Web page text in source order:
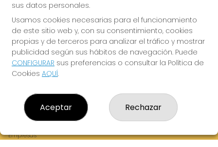
¡La Tres Loterias te desea Mucha Suerte!
¿Quiénes somos?
Comprar lotería
Resultados
Empresas
sus datos personales.
Usamos cookies necesarias para el funcionamiento
de este sitio web y, con su consentimiento, cookies
propias y de terceros para analizar el tráfico y mostrar
publicidad según sus hábitos de navegación. Puede
CONFIGURAR sus preferencias o consultar la Política de
Cookies AQUÍ.
Aceptar Rechazar